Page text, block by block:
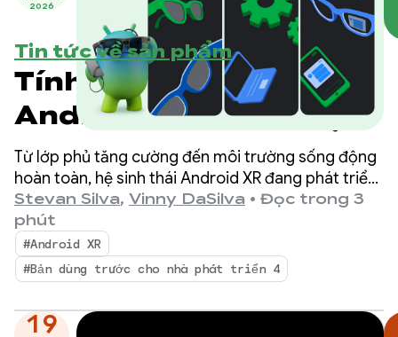
2026
Tin tức về sản phẩm
Tính năng mới trong
Android XR: Công cụ,
hỗ trợ công cụ và
thông tin cập nhật về
hệ sinh thái
Từ lớp phủ tăng cường đến môi trường sống động
hoàn toàn, hệ sinh thái Android XR đang phát triển
nhanh chóng, với Samsung Galaxy XR đã ra mắt
hôm nay.
Stevan Silva, Vinny DaSilva • Đọc trong 3
phút
#Android XR
#Bản dùng trước cho nhà phát triển 4
19